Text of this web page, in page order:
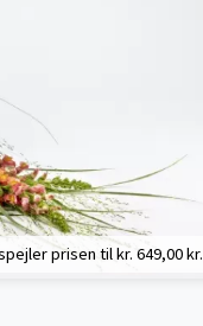
prisen til kr. 649,00 kr.